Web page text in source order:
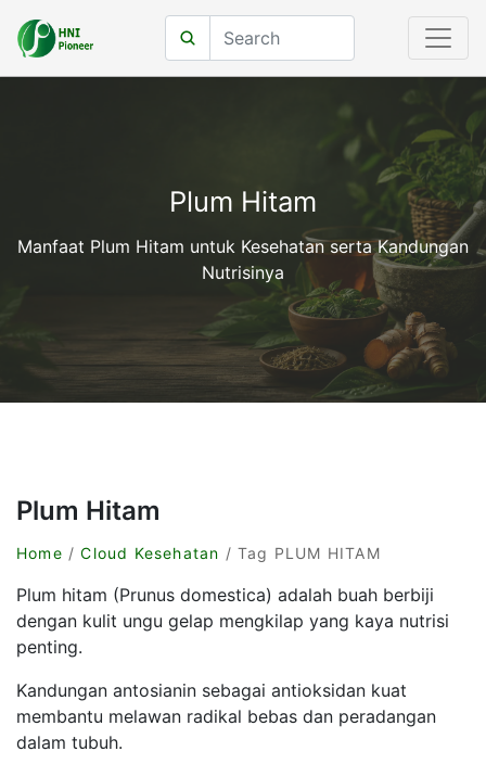
Plum Hitam
Manfaat Plum Hitam untuk Kesehatan serta Kandungan
Nutrisinya
Plum Hitam
Home /Cloud Kesehatan / Tag PLUM HITAM
Plum hitam (Prunus domestica) adalah buah berbiji
dengan kulit ungu gelap mengkilap yang kaya nutrisi
penting.
Kandungan antosianin sebagai antioksidan kuat
membantu melawan radikal bebas dan peradangan
dalam tubuh.